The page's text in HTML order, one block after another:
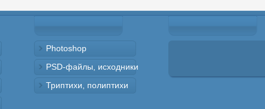
Photoshop
PSD-файлы, исходники
Триптихи, полиптихи